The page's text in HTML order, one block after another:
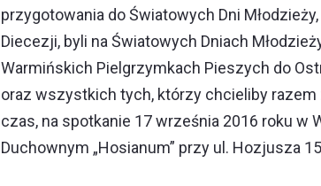
przygotowania do Światowych Dni
Diecezji, byli na Światowych Dniach
Warmińskich Pielgrzymkach Pieszych do
oraz wszystkich tych, którzy chcieliby
czas, na spotkanie 17 września 2016 roku w
Duchownym „Hosianum” przy ul. Hozjusza